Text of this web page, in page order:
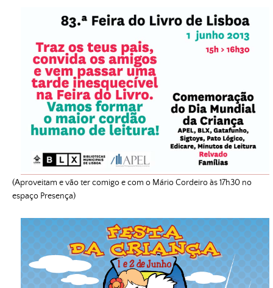
(Aproveitam e vão ter comigo e com o Mário Cordeiro às 17h30 no
espaço Presença)